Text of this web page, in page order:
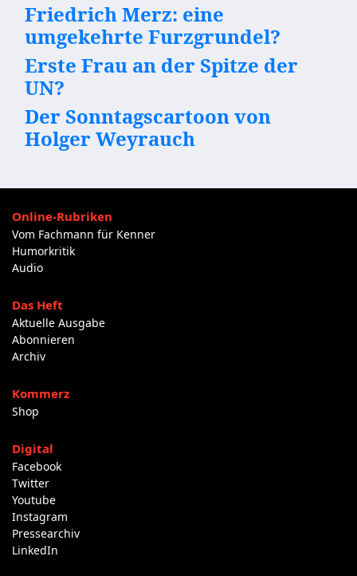
Friedrich Merz: eine
umgekehrte Furzgrundel?
Erste Frau an der Spitze der
UN?
Der Sonntagscartoon von
Holger Weyrauch
Online-Rubriken
Vom Fachmann für Kenner
Humorkritik
Audio
Das Heft
Aktuelle Ausgabe
Abonnieren
Archiv
Kommerz
Shop
Digital
Facebook
Twitter
Youtube
Instagram
Pressearchiv
LinkedIn